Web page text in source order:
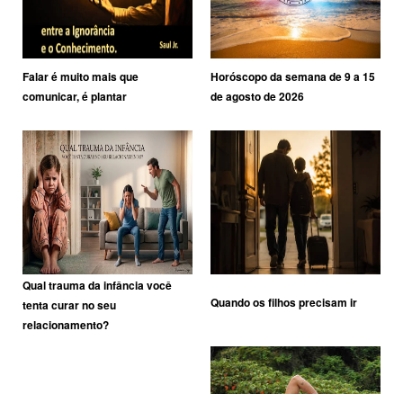
Falar é muito mais que
comunicar, é plantar
Horóscopo da semana de 9 a 15
de agosto de 2026
Qual trauma da infância você
tenta curar no seu
relacionamento?
Quando os filhos precisam ir